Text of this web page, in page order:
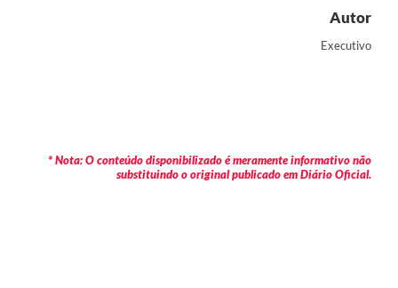
Autor
Executivo
* Nota: O conteúdo disponibilizado é meramente informativo não
substituindo o original publicado em Diário Oficial.